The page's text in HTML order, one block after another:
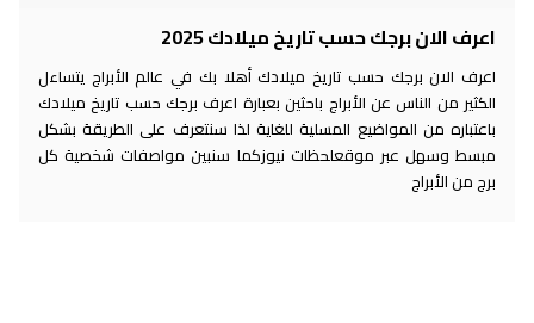
اعرف الان برجك حسب تاريخ ميلادك 2025
اعرف الان برجك حسب تاريخ ميلادك أهلا بك في عالم الأبراج يتساءل
الكثير من الناس عن الأبراج باحثين بعبارة اعرف برجك حسب تاريخ ميلادك
باعتباره من المواضيع المسلية للغاية لذا سنتعرف على الطريقة بشكل
مبسط وسهل عبر موقعلحظات نيوزكما سنبين مواصفات شخصية كل
برج من الأبراج